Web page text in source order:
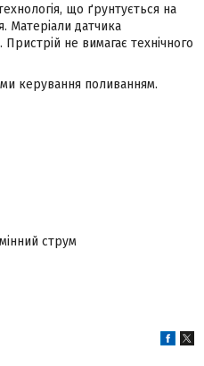
що ґрунтується на
Матеріали датчика
не вимагає технічного
керування поливанням.
струм